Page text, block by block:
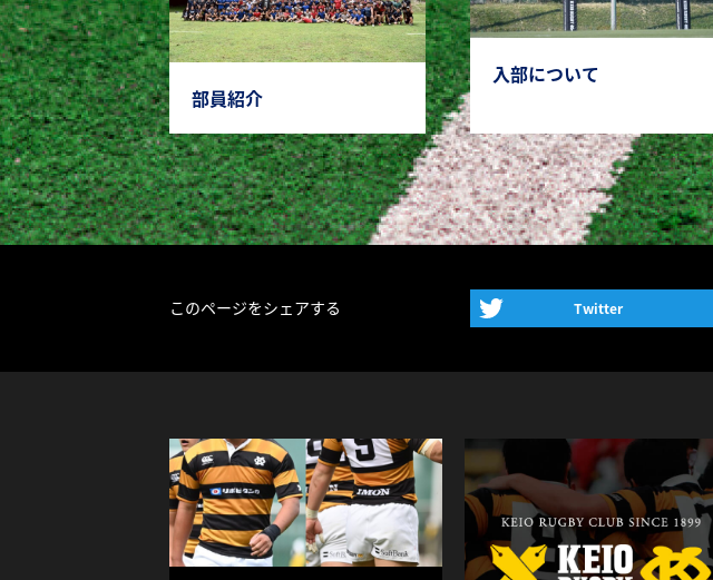
部員紹介
入部について
このページをシェアする Twitter